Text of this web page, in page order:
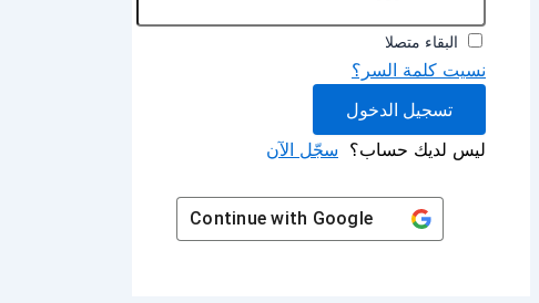
البقاء متصلا
نسيت كلمة السر؟
تسجيل الدخول
ليس لديك حساب؟ سجّل الآن
Continue with Google